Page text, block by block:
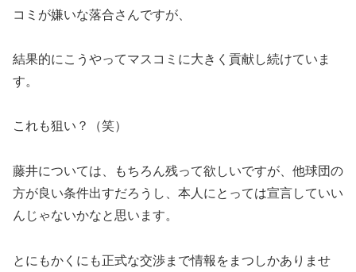
コミが嫌いな落合さんですが、
結果的にこうやってマスコミに大きく貢献し続けていま
す。
これも狙い？（笑）
藤井については、もちろん残って欲しいですが、他球団の
方が良い条件出すだろうし、本人にとっては宣言していい
んじゃないかなと思います。
とにもかくにも正式な交渉まで情報をまつしかありませ